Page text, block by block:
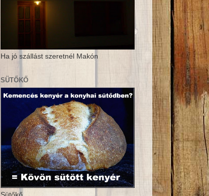
Ha jó szállást szeretnél Makón
SÜTŐKŐ
Sütőkő